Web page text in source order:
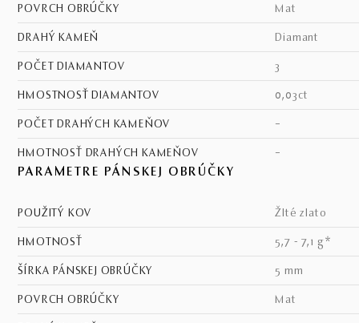
POVRCH OBRÚČKY mat
DRAHÝ KAMEŇ diamant
POČET DIAMANTOV 3
HMOSTNOSŤ DIAMANTOV 0,03ct
POČET DRAHÝCH KAMEŇOV –
HMOTNOSŤ DRAHÝCH KAMEŇOV –
PARAMETRE PÁNSKEJ OBRÚČKY
POUŽITÝ KOV žlté zlato
HMOTNOSŤ 5,7 - 7,1 g*
ŠÍRKA PÁNSKEJ OBRÚČKY 5 mm
POVRCH OBRÚČKY mat